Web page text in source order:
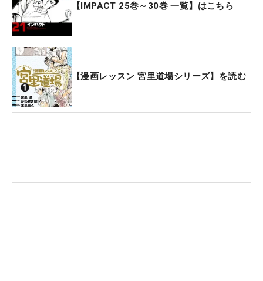
【IMPACT 25巻～30巻 一覧】はこちら
【漫画レッスン 宮里道場シリーズ】を読む